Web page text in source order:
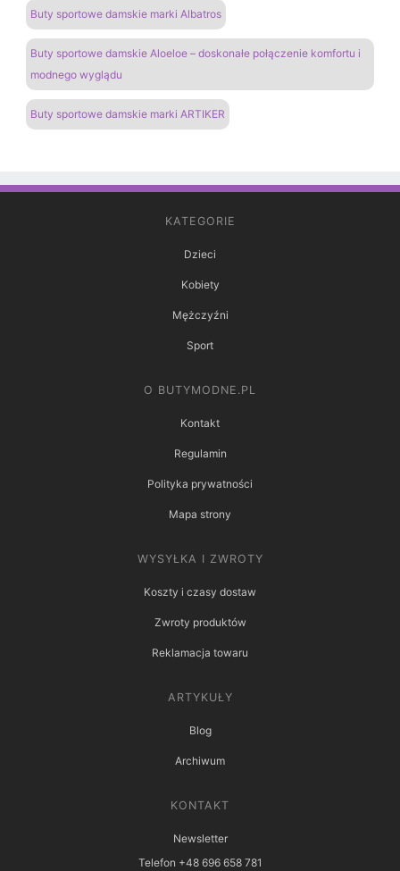
Buty sportowe damskie marki Albatros
Buty sportowe damskie Aloeloe – doskonałe połączenie komfortu i
modnego wyglądu
Buty sportowe damskie marki ARTIKER
KATEGORIE
Dzieci
Kobiety
Mężczyźni
Sport
O BUTYMODNE.PL
Kontakt
Regulamin
Polityka prywatności
Mapa strony
WYSYŁKA I ZWROTY
Koszty i czasy dostaw
Zwroty produktów
Reklamacja towaru
ARTYKUŁY
Blog
Archiwum
KONTAKT
Newsletter
Telefon +48 696 658 781